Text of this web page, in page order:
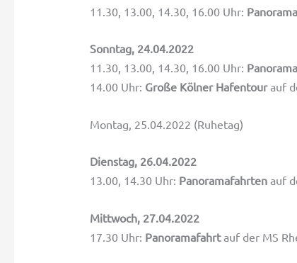
11.30, 13.00, 14.30, 16.00 Uhr:
Sonntag, 24.04.2022
11.30, 13.00, 14.30, 16.00 Uhr:
14.00 Uhr: Große Kölner Hafentourauf
Montag, 25.04.2022 (Ruhetag)
Dienstag, 26.04.2022
13.00, 14.30 Uhr: Panoramafahrten auf
Mittwoch, 27.04.2022
17.30 Uhr: Panoramafahrtauf der MS